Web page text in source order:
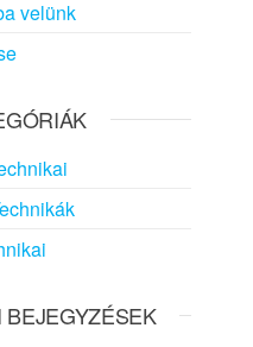
velünk
BEJEGYZÉSEK